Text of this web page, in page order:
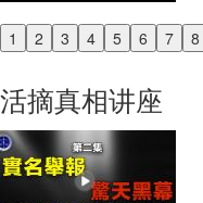
1 2 3 4 5 6 7 8
Previous
活摘真相讲座